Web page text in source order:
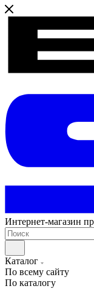
Интернет-магазин
Каталог
По всему сайту
По каталогу